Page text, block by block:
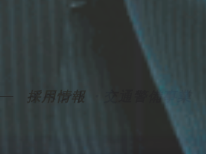
常駐警備事業
イベント・交通警備事業
採用情報
警備の豆知識
SPDのお約束